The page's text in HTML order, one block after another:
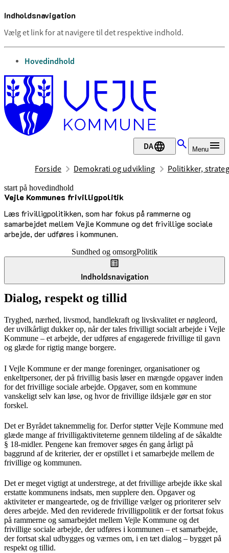
Indholdsnavigation
Vælg et link for at navigere til det respektive indhold.
gå til
Hovedindhold
DA Menu
Forside Demokrati og udvikling Politikker,
start på hovedindhold
Vejle Kom­mu­nes fri­vil­lig­po­li­tik
Læs frivilligpolitikken, som har fokus på rammerne og
samarbejdet mellem Vejle Kommune og det frivillige sociale
arbejde, der udføres i kommunen.
senest opdateret 28. april 2026
Sundhed og omsorgPolitik
Indholdsnavigation
Dialog, respekt og tillid
Tryghed, nærhed, livsmod, handlekraft og livskvalitet er nøgleord,
der uvilkårligt dukker op, når der tales frivilligt socialt arbejde i Vejle
Kommune – et arbejde, der udføres af engagerede frivillige til gavn
og glæde for rigtig mange borgere.
I Vejle Kommune er der mange foreninger, organisationer og
enkeltpersoner, der på frivillig basis løser en mængde opgaver inden
for det frivillige sociale arbejde. Opgaver, som en kommune
vanskeligt selv kan løse, og hvor de frivillige ildsjæle gør en stor
forskel.
Det er Byrådet taknemmelig for. Derfor støtter Vejle Kommune med
glæde mange af frivilligaktiviteterne gennem tildeling af de såkaldte
§ 18-midler. Pengene kan fremover søges én gang årligt på
baggrund af de kriterier, der er opstillet i et samarbejde mellem de
frivillige og kommunen.
Det er meget vigtigt at understrege, at det frivillige arbejde ikke skal
erstatte kommunens indsats, men supplere den. Opgaver og
aktiviteter er mangeartede, og de frivillige vælger og prioriterer selv
deres arbejde. Med den reviderede frivilligpolitik er der fortsat fokus
på rammerne og samarbejdet mellem Vejle Kommune og det
frivillige sociale arbejde, der udføres i kommunen – et samarbejde,
der fortsat skal udbygges og værnes om, i en tæt dialog – bygget på
respekt og tillid.